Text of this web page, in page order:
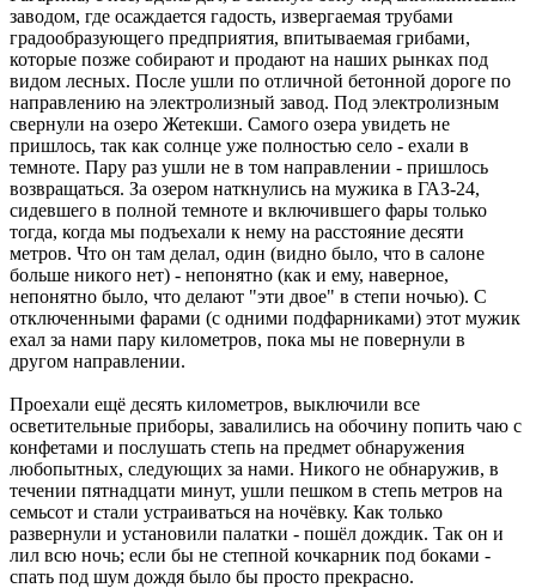
заводом, где осаждается гадость, извергаемая трубами
градообразующего предприятия, впитываемая грибами,
которые позже собирают и продают на наших рынках под
видом лесных. После ушли по отличной бетонной дороге по
направлению на электролизный завод. Под электролизным
свернули на озеро Жетекши. Самого озера увидеть не
пришлось, так как солнце уже полностью село - ехали в
темноте. Пару раз ушли не в том направлении - пришлось
возвращаться. За озером наткнулись на мужика в ГАЗ-24,
сидевшего в полной темноте и включившего фары только
тогда, когда мы подъехали к нему на расстояние десяти
метров. Что он там делал, один (видно было, что в салоне
больше никого нет) - непонятно (как и ему, наверное,
непонятно было, что делают "эти двое" в степи ночью). С
отключенными фарами (с одними подфарниками) этот мужик
ехал за нами пару километров, пока мы не повернули в
другом направлении.
Проехали ещё десять километров, выключили все
осветительные приборы, завалились на обочину попить чаю с
конфетами и послушать степь на предмет обнаружения
любопытных, следующих за нами. Никого не обнаружив, в
течении пятнадцати минут, ушли пешком в степь метров на
семьсот и стали устраиваться на ночёвку. Как только
развернули и установили палатки - пошёл дождик. Так он и
лил всю ночь; если бы не степной кочкарник под боками -
спать под шум дождя было бы просто прекрасно.